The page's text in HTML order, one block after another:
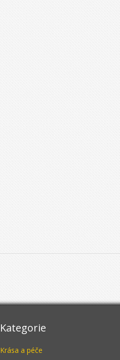
Kategorie
Krása a péče